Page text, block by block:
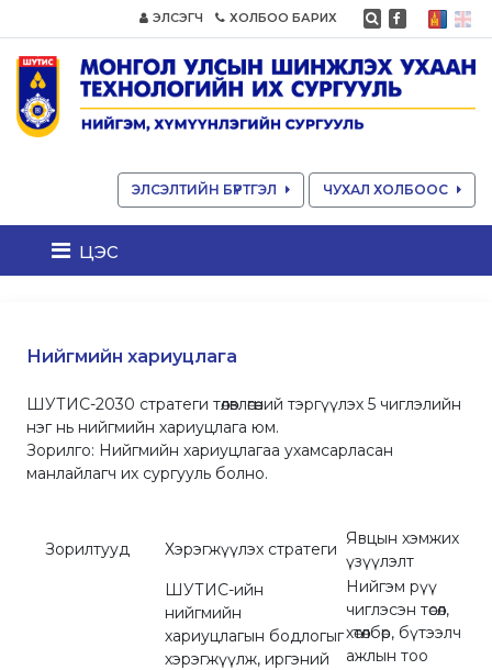
ЭЛСЭГЧ ХОЛБОО БАРИХ
ЭЛСЭЛТИЙН БҮРТГЭЛ ЧУХАЛ ХОЛБООС
цэс
Нийгмийн хариуцлага
ШУТИС-2030 стратеги төлөвлөгөөний тэргүүлэх 5 чиглэлийн
нэг нь нийгмийн хариуцлага юм.
Зорилго: Нийгмийн хариуцлагаа ухамсарласан
манлайлагч их сургууль болно.
Зорилтууд Хэрэгжүүлэх стратеги
Явцын хэмжих
үзүүлэлт
ШУТИС-ийн
нийгмийн
хариуцлагын бодлогыг
хэрэгжүүлж, иргэний
Нийгэм рүү
чиглэсэн төсөл,
хөтөлбөр, бүтээлч
ажлын тоо